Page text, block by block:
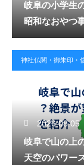
岐阜の小学生
昭和なおやつ
神社仏閣・御朱印・
2026.08.05
岐阜で山の上
天空のパワー